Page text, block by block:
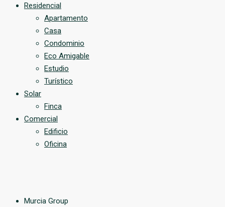
Residencial
Apartamento
Casa
Condominio
Eco Amigable
Estudio
Turístico
Solar
Finca
Comercial
Edificio
Oficina
Murcia Group